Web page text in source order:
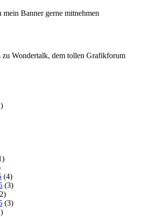
Banner gerne mitnehmen
zu Wondertalk, dem tollen Grafikforum
(4)
(3)
(3)